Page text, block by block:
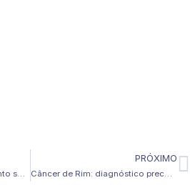
Câncer de Próstata: tratamento seguro com preservação sexual
PRÓXIMO
Câncer de Rim: diagnóstico precoce e tratamento robótico